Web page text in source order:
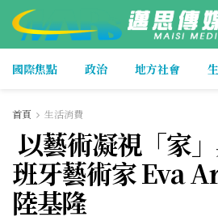
國際焦點 政治 地方社會
首頁 生活消費
以藝術凝視「家
班牙藝術家 Eva
陸基隆